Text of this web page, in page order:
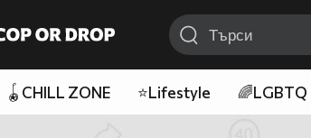
🪀CHILL ZONE ⭐Lifestyle 🌈LGBTQ